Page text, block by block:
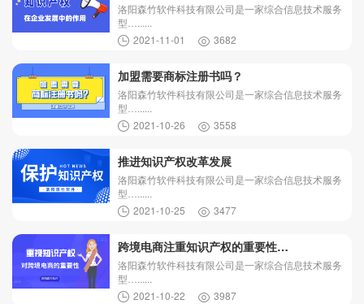
洛阳森竹软件科技有限公司是一家综合信息技术服务
型…......
2021-11-01
3682
加盟需要商标注册书吗？
洛阳森竹软件科技有限公司是一家综合信息技术服务
型…......
2021-10-26
3558
推进知识产权改革发展
洛阳森竹软件科技有限公司是一家综合信息技术服务
型…......
2021-10-25
3477
跨境电商注重知识产权的重要性…
洛阳森竹软件科技有限公司是一家综合信息技术服务
型…......
2021-10-22
3987